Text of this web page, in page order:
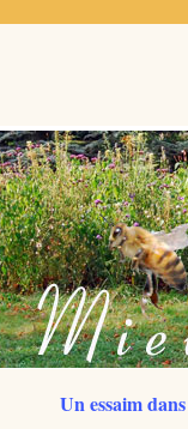
Un essaim